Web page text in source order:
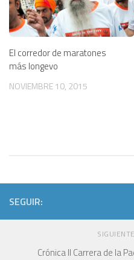
El corredor de maratones
más longevo
NOVIEMBRE 10, 2015
SEGUIR:
Crónica II Carrera de la